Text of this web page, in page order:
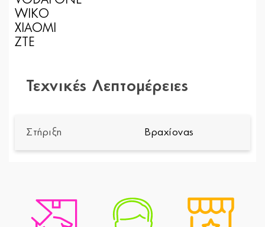
WIKO
XIAOMI
ZTE
Τεχνικές Λεπτομέρειες
Στήριξη Βραχίονας